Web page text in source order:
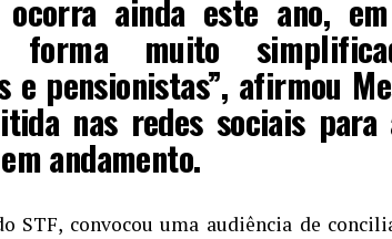
ocorra ainda este ano,
forma muito
e pensionistas”, afirmou
nas redes sociais para
andamento.
convocou uma audiência de